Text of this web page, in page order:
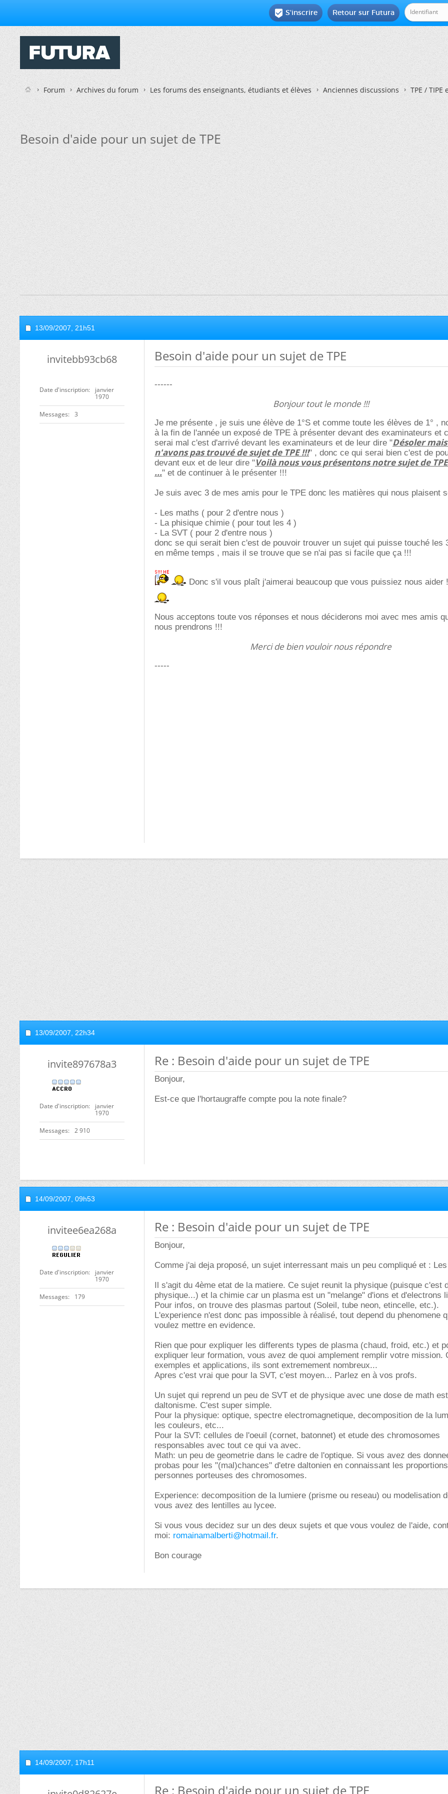
Retour sur Futura
 S'inscrire
Forum Archives du forum Les forums des enseignants, étudiants et élèves Anciennes discussions TPE /
Besoin d'aide pour un sujet de TPE
13/09/2007, 21h51
invitebb93cb68
Date d'inscription
janvier
1970
Messages 3
Besoin d'aide pour un sujet de TPE
------
Bonjour tout le monde !!!
Je me présente , je suis une élève de 1°S et comme toute les élèves de 1° ,
à la fin de l'année un exposé de TPE à présenter devant des examinateurs et
serai mal c'est d'arrivé devant les examinateurs et de leur dire "Désoler
n'avons pas trouvé de sujet de TPE !!!" , donc ce qui serai bien c'est de
devant eux et de leur dire "Voilà nous vous présentons notre sujet de
..." et de continuer à le présenter !!!
Je suis avec 3 de mes amis pour le TPE donc les matières qui nous plaisent
- Les maths ( pour 2 d'entre nous )
- La phisique chimie ( pour tout les 4 )
- La SVT ( pour 2 d'entre nous )
donc se qui serait bien c'est de pouvoir trouver un sujet qui puisse touché les
en même temps , mais il se trouve que se n'ai pas si facile que ça !!!
Donc s'il vous plaît j'aimerai beaucoup que vous puissiez nous
Nous acceptons toute vos réponses et nous déciderons moi avec mes amis
nous prendrons !!!
Merci de bien vouloir nous répondre
-----
13/09/2007, 22h34
invite897678a3
Date d'inscription
janvier
1970
Messages 2 910
Re : Besoin d'aide pour un sujet de TPE
Bonjour,
Est-ce que l'hortaugraffe compte pou la note finale?
14/09/2007, 09h53
invitee6ea268a
Date d'inscription
janvier
1970
Messages 179
Re : Besoin d'aide pour un sujet de TPE
Bonjour,
Comme j'ai deja proposé, un sujet interressant mais un peu compliqué et :
Il s'agit du 4ème etat de la matiere. Ce sujet reunit la physique (puisque c'est
physique...) et la chimie car un plasma est un "melange" d'ions et d'electrons
Pour infos, on trouve des plasmas partout (Soleil, tube neon, etincelle, etc.).
L'experience n'est donc pas impossible à réalisé, tout depend du phenomene
voulez mettre en evidence.
Rien que pour expliquer les differents types de plasma (chaud, froid, etc.) et
expliquer leur formation, vous avez de quoi amplement remplir votre mission.
exemples et applications, ils sont extremement nombreux...
Apres c'est vrai que pour la SVT, c'est moyen... Parlez en à vos profs.
Un sujet qui reprend un peu de SVT et de physique avec une dose de math
daltonisme. C'est super simple.
Pour la physique: optique, spectre electromagnetique, decomposition de la
les couleurs, etc...
Pour la SVT: cellules de l'oeuil (cornet, batonnet) et etude des chromosomes
responsables avec tout ce qui va avec.
Math: un peu de geometrie dans le cadre de l'optique. Si vous avez des
probas pour les "(mal)chances" d'etre daltonien en connaissant les
personnes porteuses des chromosomes.
Experience: decomposition de la lumiere (prisme ou reseau) ou modelisation
vous avez des lentilles au lycee.
Si vous vous decidez sur un des deux sujets et que vous voulez de l'aide,
moi: romainamalberti@hotmail.fr.
Bon courage
14/09/2007, 17h11
Re : Besoin d'aide pour un sujet de TPE